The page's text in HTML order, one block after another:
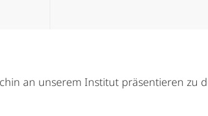
an unserem Institut präsentieren zu